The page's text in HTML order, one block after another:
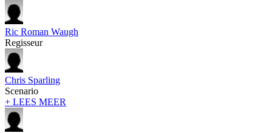
Ric Roman Waugh
Regisseur
Chris Sparling
Scenario
+ LEES MEER